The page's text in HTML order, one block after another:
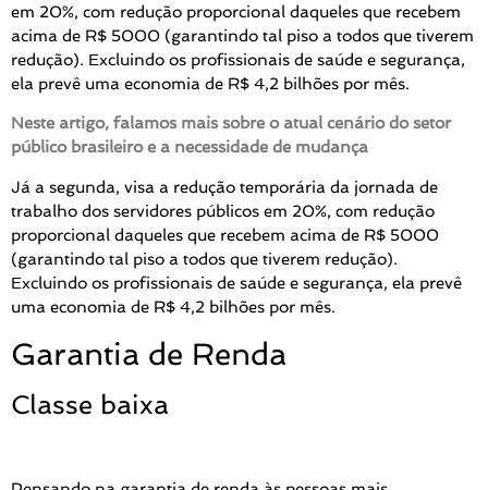
em 20%, com redução proporcional daqueles que recebem
acima de R$ 5000 (garantindo tal piso a todos que tiverem
redução). Excluindo os profissionais de saúde e segurança,
ela prevê uma economia de R$ 4,2 bilhões por mês.
Neste artigo, falamos mais sobre o atual cenário do setor
público brasileiro e a necessidade de mudança
Já a segunda, visa a redução temporária da jornada de
trabalho dos servidores públicos em 20%, com redução
proporcional daqueles que recebem acima de R$ 5000
(garantindo tal piso a todos que tiverem redução).
Excluindo os profissionais de saúde e segurança, ela prevê
uma economia de R$ 4,2 bilhões por mês.
Garantia de Renda
Classe baixa